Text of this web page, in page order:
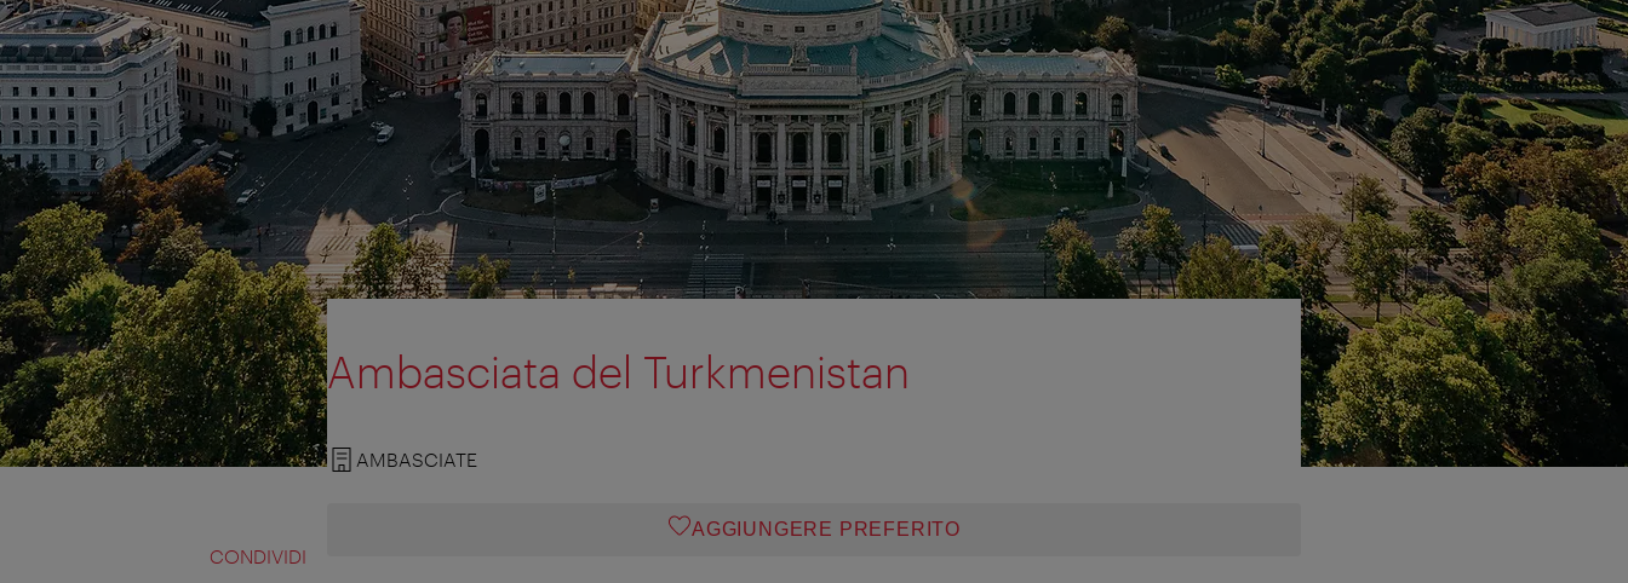
CONDIVIDI
Ambasciata del Turkmenistan
AMBASCIATE
AGGIUNGERE PREFERITO